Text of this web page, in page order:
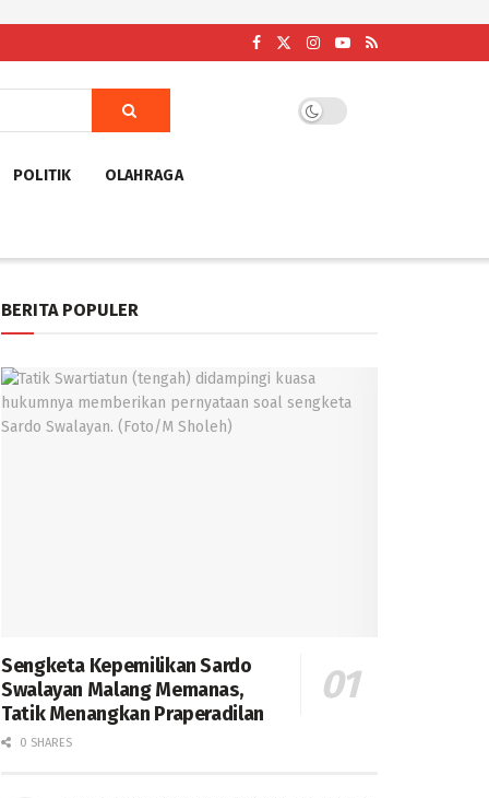
POLITIK OLAHRAGA
BERITA POPULER
Sengketa Kepemilikan Sardo
Swalayan Malang Memanas,
Tatik Menangkan Praperadilan
0 SHARES